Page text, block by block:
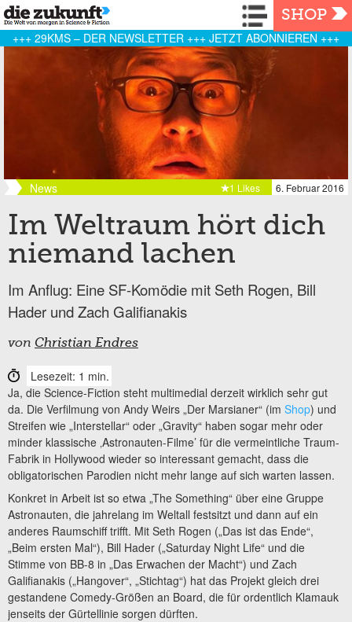
Navigation
SHOP
+++ 29KMS – DER NEWSLETTER +++ JETZT ABONNIEREN +++
News 6. Februar 2016
1 Likes
Im Weltraum hört dich
niemand lachen
Im Anflug: Eine SF-Komödie mit Seth Rogen, Bill
Hader und Zach Galifianakis
von Christian Endres
Lesezeit: 1 min.
Ja, die Science-Fiction steht multimedial derzeit wirklich sehr gut
da. Die Verfilmung von Andy Weirs „Der Marsianer“ (im Shop) und
Streifen wie „Interstellar“ oder „Gravity“ haben sogar mehr oder
minder klassische ‚Astronauten-Filme’ für die vermeintliche Traum-
Fabrik in Hollywood wieder so interessant gemacht, dass die
obligatorischen Parodien nicht mehr lange auf sich warten lassen.
Konkret in Arbeit ist so etwa „The Something“ über eine Gruppe
Astronauten, die jahrelang im Weltall festsitzt und dann auf ein
anderes Raumschiff trifft. Mit Seth Rogen („Das ist das Ende“,
„Beim ersten Mal“), Bill Hader („Saturday Night Life“ und die
Stimme von BB-8 in „Das Erwachen der Macht“) und Zach
Galifianakis („Hangover“, „Stichtag“) hat das Projekt gleich drei
gestandene Comedy-Größen an Board, die für ordentlich Klamauk
jenseits der Gürtellinie sorgen dürften.